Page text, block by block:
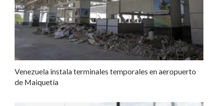
Venezuela instala terminales temporales en aeropuerto
de Maiquetía